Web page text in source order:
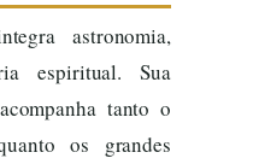
astronomia,
espiritual. Sua
tanto o
os grandes